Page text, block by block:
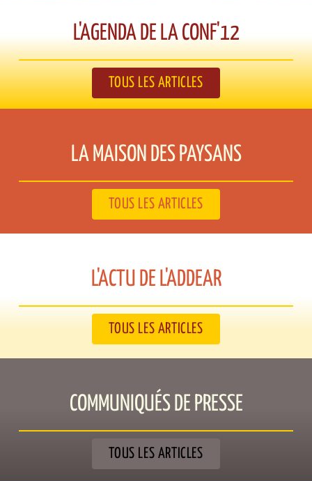
L'AGENDA DE LA CONF'12​
TOUS LES ARTICLES
LA MAISON DES PAYSANS​
TOUS LES ARTICLES
L'ACTU DE L'ADDEAR​
TOUS LES ARTICLES
COMMUNIQUÉS DE PRESSE​
TOUS LES ARTICLES